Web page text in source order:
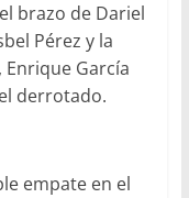
brazo de Dariel
Pérez y la
Enrique García
derrotado.
empate en el